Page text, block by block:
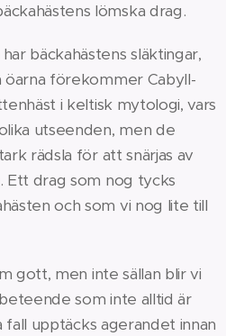
lömska drag.
bäckahästens släktingar,
öarna förekommer Cabyll-
i keltisk mytologi, vars
utseenden, men de
rädsla för att snärjas av
Ett drag som nog tycks
och som vi nog lite till
gott, men inte sällan blir vi
som inte alltid är
upptäcks agerandet innan